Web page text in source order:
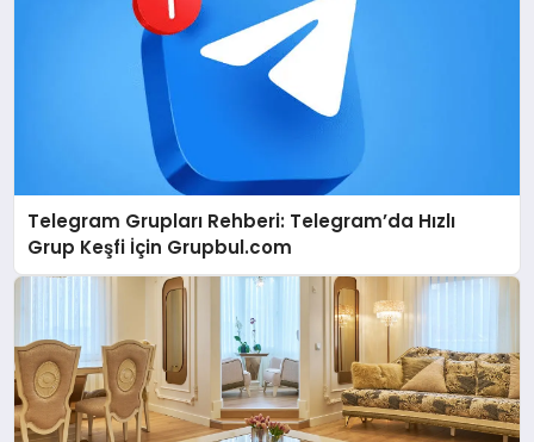
Telegram Grupları Rehberi: Telegram’da Hızlı
Grup Keşfi İçin Grupbul.com